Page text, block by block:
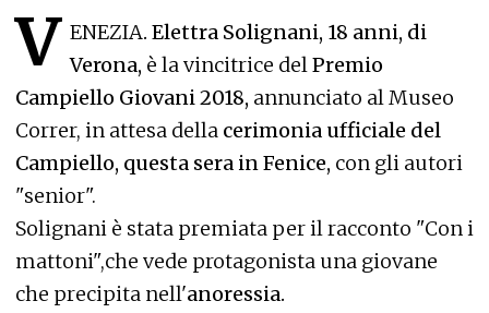
V ENEZIA. Elettra Solignani, 18 anni, di
Verona, è la vincitrice delPremio
Campiello Giovani 2018, annunciato al Museo
Correr, in attesa della cerimonia ufficiale del
Campiello, questa sera in Fenice, con gli autori
"senior".
Solignani è stata premiata per il racconto "Con i
mattoni",che vede protagonista una giovane
che precipita nell'anoressia.